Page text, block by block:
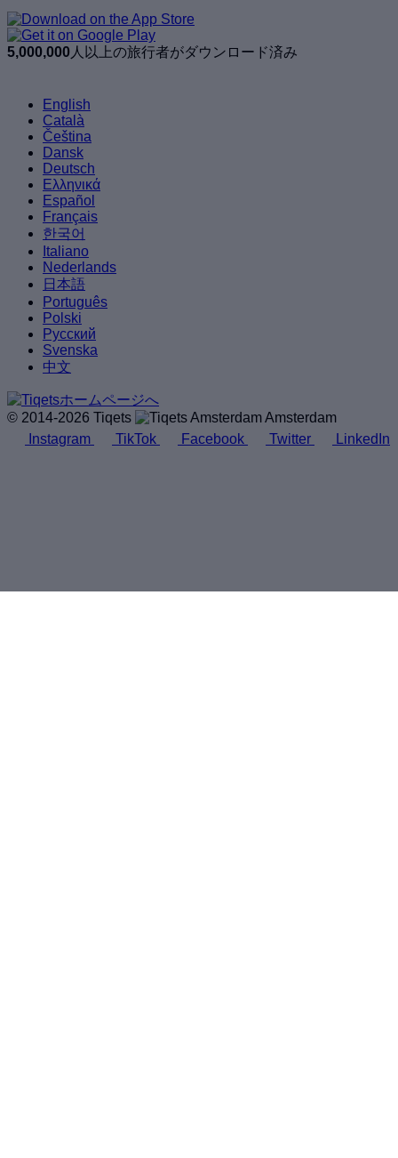
5,000,000 人以上の旅行者がダウンロード済み
English
Català
Čeština
Dansk
Deutsch
Ελληνικά
Español
Français
한국어
Italiano
Nederlands
日本語
Português
Polski
Русский
Svenska
中文
© 2014-2026 Tiqets
Amsterdam
Instagram
TikTok Facebook Twitter LinkedIn